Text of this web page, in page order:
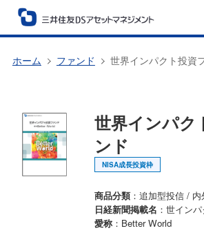
ホーム ファンド 世界インパクト投資
世界インパク
ンド
NISA成長投資枠
商品分類：追加型投信 /
日経新聞掲載名 ：世インパ
愛称 ：Better World